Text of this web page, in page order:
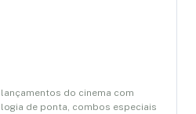
do cinema com
de ponta, combos especiais